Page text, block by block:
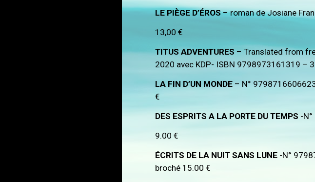
LE PIÈGE D’ÉROS– roman de Josiane
13,00 €
TITUS ADVENTURES – Translated from
2020 avec KDP- ISBN 9798973161319 –
LA FIN D’UN MONDE – N°
€
DES ESPRITS A LA PORTE DU TEMPS -
9.00 €
ÉCRITS DE LA NUIT SANS LUNE -N°
broché 15.00 €